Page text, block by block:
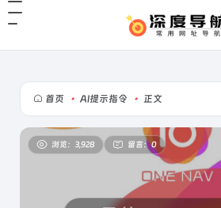
首页 • AI提示指令 • 正文
浏览：3,928 留言：0